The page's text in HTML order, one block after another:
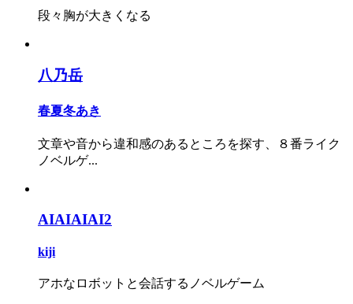
段々胸が大きくなる
八乃岳
春夏冬あき
文章や音から違和感のあるところを探す、８番ライク
ノベルゲ...
AIAIAIAI2
kiji
アホなロボットと会話するノベルゲーム